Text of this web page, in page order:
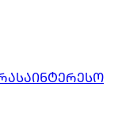
ᲡᲐᲘᲜᲢᲔᲠᲔᲡᲝ